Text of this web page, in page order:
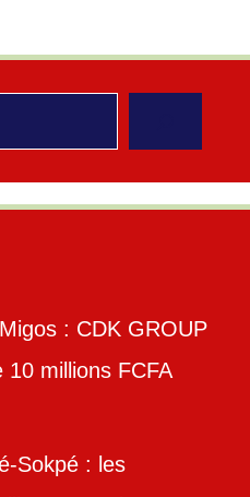
: CDK GROUP
millions FCFA
Sokpé : les